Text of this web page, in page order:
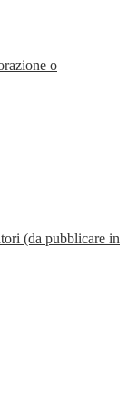
o
(da pubblicare in